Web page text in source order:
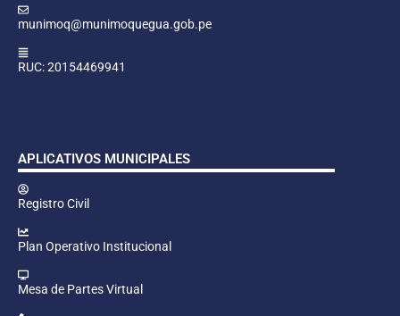
munimoq@munimoquegua.gob.pe
RUC: 20154469941
APLICATIVOS MUNICIPALES
Registro Civil
Plan Operativo Institucional
Mesa de Partes Virtual